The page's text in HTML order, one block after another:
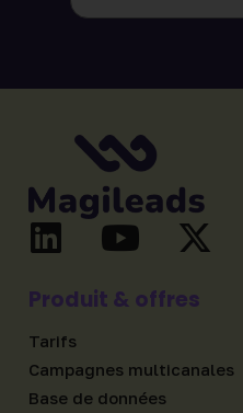
Produit & offres
Tarifs
Campagnes multicanales
Base de données